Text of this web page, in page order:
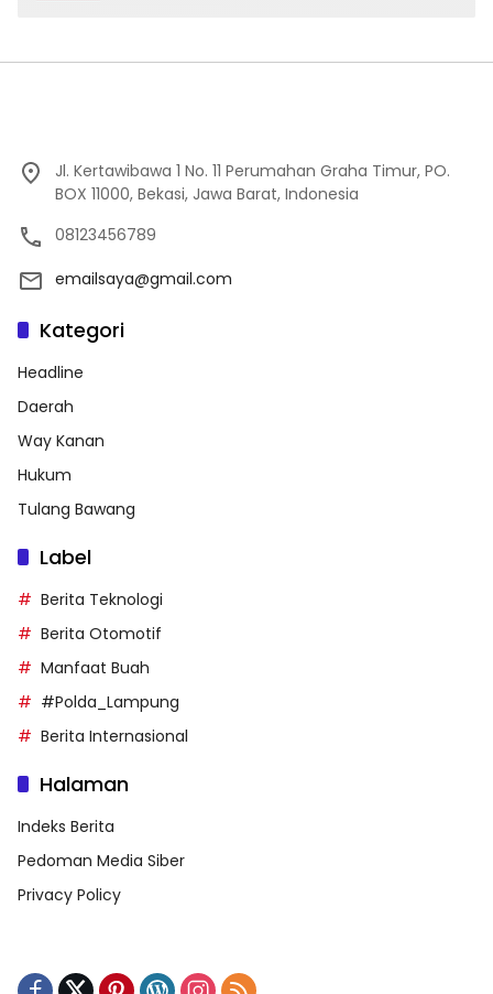
Jl. Kertawibawa 1 No. 11 Perumahan Graha Timur, PO.
BOX 11000, Bekasi, Jawa Barat, Indonesia
08123456789
emailsaya@gmail.com
Kategori
Headline
Daerah
Way Kanan
Hukum
Tulang Bawang
Label
Berita Teknologi
Berita Otomotif
Manfaat Buah
#Polda_Lampung
Berita Internasional
Halaman
Indeks Berita
Pedoman Media Siber
Privacy Policy